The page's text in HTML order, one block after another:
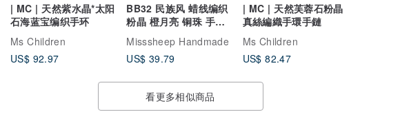
| MC | 天然紫水晶*太阳
石海蓝宝编织手环
Ms Children
US$ 92.97
BB32 民族风 蜡线编织
粉晶 橙月亮 铜珠 手环
(可调长度)
Misssheep Handmade
US$ 39.79
| MC | 天然芙蓉石粉晶
真絲編織手環手鏈
Ms Children
US$ 82.47
看更多相似商品